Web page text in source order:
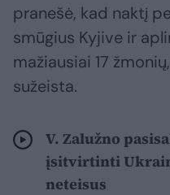
pranešė, kad naktį
smūgius Kyjive ir
mažiausiai 17
sužeista.
V. Zalužno
įsitvirtinti
neteisus